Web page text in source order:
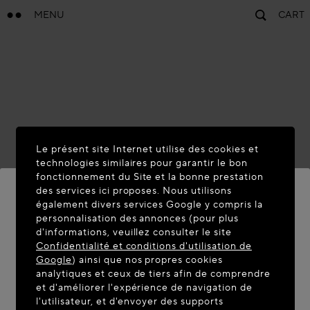
MENU CART
BIENVENUE SUR MAISON-
ALAIA.COM
Vous semblez être dans le pays suivant : United
States. Souhaitez-vous mettre à jour votre
localisation ?
Le présent site Internet utilise des cookies et
technologies similaires pour garantir le bon
fonctionnement du Site et la bonne prestation
des services ici proposes. Nous utilisons
également divers services Google y compris la
personnalisation des annonces (pour plus
d'informations, veuillez consulter le site
Confidentialité et conditions d'utilisation de
Google) ainsi que nos propres cookies
analytiques et ceux de tiers afin de comprendre
et d'améliorer l'expérience de navigation de
l'utilisateur, et d'envoyer des supports